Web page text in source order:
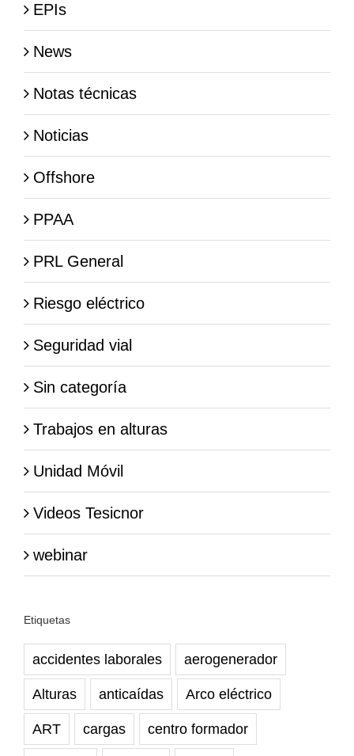
EPIs
News
Notas técnicas
Noticias
Offshore
PPAA
PRL General
Riesgo eléctrico
Seguridad vial
Sin categoría
Trabajos en alturas
Unidad Móvil
Videos Tesicnor
webinar
Etiquetas
accidentes laborales aerogenerador
Alturas anticaídas Arco eléctrico
ART cargas centro formador